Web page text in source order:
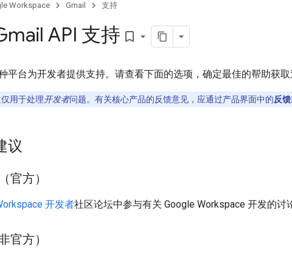
Workspace Gmail 支持
API 支持 bookmark_border
平台为开发者提供支持。请查看下面的选项，确定最佳的帮助获
用于处理开发者问题。有关核心产品的反馈意见，应通过产品界面中的反馈
议
官方）
开发者社区论坛中参与有关 Google Workspace 开发的讨
官方）